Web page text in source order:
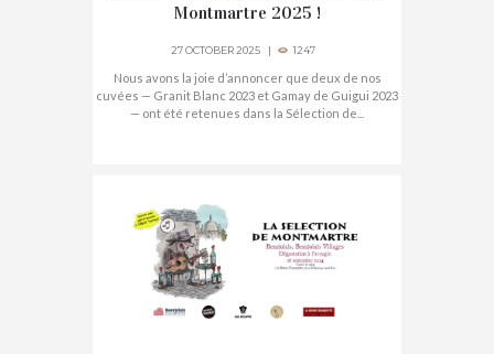
Montmartre 2025 !
27 OCTOBER 2025 1247
Nous avons la joie d’annoncer que deux de nos
cuvées — Granit Blanc 2023 et Gamay de Guigui 2023
— ont été retenues dans la Sélection de...